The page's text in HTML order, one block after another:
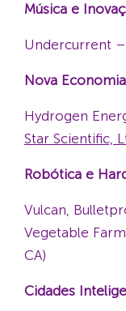
Música e
Undercurrent –
Nova Economia
Hydrogen
Star Scientific,
Robótica e
Vulcan,
Vegetable
CA)
Cidades